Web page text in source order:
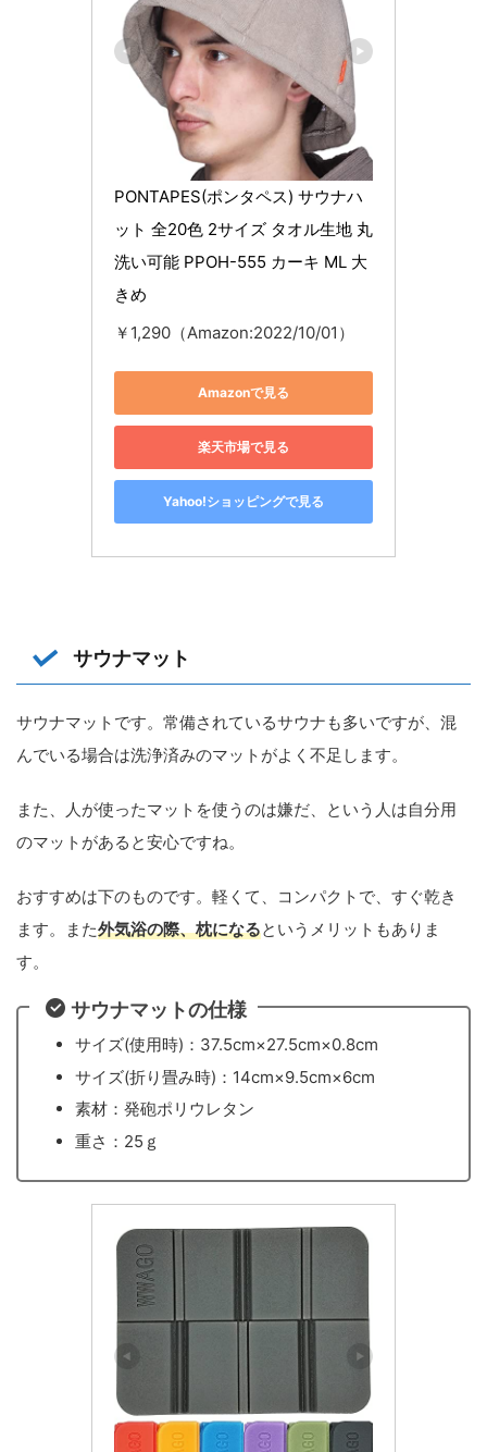
PONTAPES(ポンタペス) サウナハ
ット 全20色 2サイズ タオル生地 丸
洗い可能 PPOH-555 カーキ ML 大
きめ
￥1,290（Amazon:2022/10/01）
Amazonで見る
楽天市場で見る
Yahoo!ショッピングで見る
サウナマット
サウナマットです。常備されているサウナも多いですが、混
んでいる場合は洗浄済みのマットがよく不足します。
また、人が使ったマットを使うのは嫌だ、という人は自分用
のマットがあると安心ですね。
おすすめは下のものです。軽くて、コンパクトで、すぐ乾き
ます。また外気浴の際、枕になるというメリットもありま
す。
サウナマットの仕様
サイズ(使用時)：37.5cm×27.5cm×0.8cm
サイズ(折り畳み時)：14cm×9.5cm×6cm
素材：発砲ポリウレタン
重さ：25ｇ